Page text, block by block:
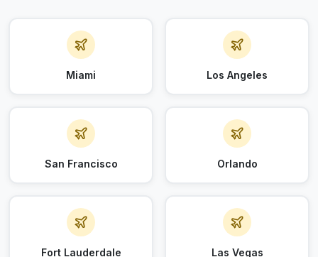
Miami Los Angeles
San Francisco Orlando
Fort Lauderdale Las Vegas